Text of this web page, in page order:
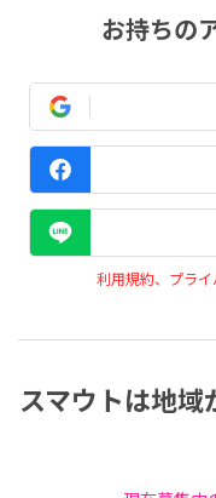
お持ちの
利用規約、プラ
スマウトは地